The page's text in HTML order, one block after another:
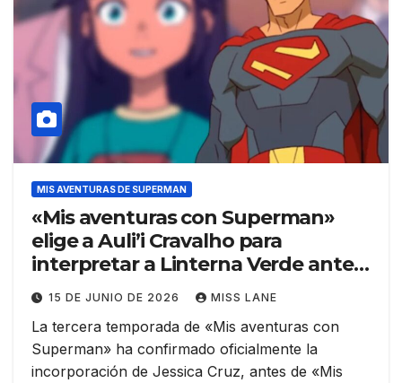
MIS AVENTURAS DE SUPERMAN
«Mis aventuras con Superman»
elige a Auli’i Cravalho para
interpretar a Linterna Verde antes
del estreno del spin-off
15 DE JUNIO DE 2026 MISS LANE
La tercera temporada de «Mis aventuras con
Superman» ha confirmado oficialmente la
incorporación de Jessica Cruz, antes de «Mis